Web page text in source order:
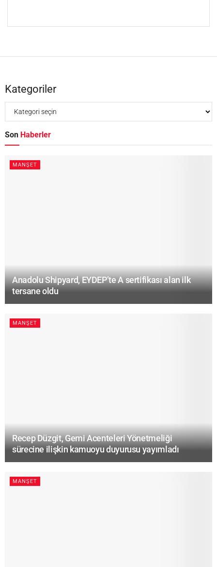
Kategoriler
Son Haberler
MANŞET
Anadolu Shipyard, EYDEP’te A sertifikası alan ilk
tersane oldu
MANŞET
Recep Düzgit, Gemi Acenteleri Yönetmeliği
sürecine ilişkin kamuoyu duyurusu yayımladı
MANŞET